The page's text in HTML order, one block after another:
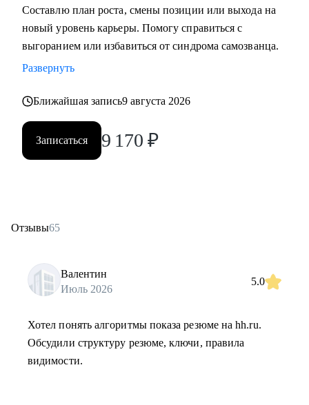
Составлю план роста, смены позиции или выхода на
новый уровень карьеры. Помогу справиться с
выгоранием или избавиться от синдрома самозванца.
Развернуть
Ближайшая запись9 августа 2026
Записаться 9 170 ₽
Отзывы65
Валентин
Июль 2026
5.0
Хотел понять алгоритмы показа резюме на hh.ru.
Обсудили структуру резюме, ключи, правила
видимости.